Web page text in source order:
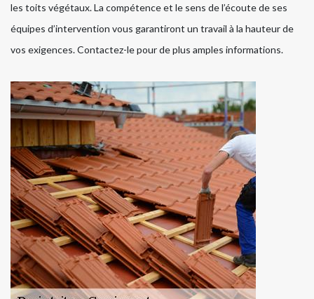
les toits végétaux. La compétence et le sens de l’écoute de ses
équipes d’intervention vous garantiront un travail à la hauteur de
vos exigences. Contactez-le pour de plus amples informations.